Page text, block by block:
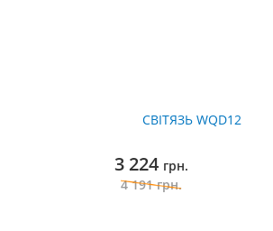
СВІТЯЗЬ WQD12
3 224 грн.
4 191грн.